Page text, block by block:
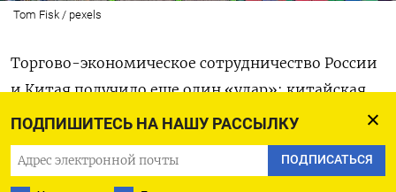
ПОДПИШИТЕСЬ НА НАШУ РАССЫЛКУ
ПОДПИСАТЬСЯ
Tom Fisk / pexels
Торгово-экономическое сотрудничество России
и Китая получило еще один «удар»: китайская
сторона резко повысила стоимость перевозок
товаров в Россию и Беларусь.